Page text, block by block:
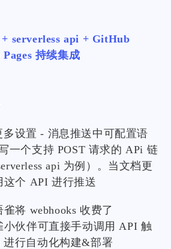
serverless api + GitHub
持续集成
设置 - 消息推送中可配置语
一个支持 POST 请求的 APi 链
api 为例）。当文档更
这个 API 进行推送
将 webhooks 收费了
小伙伴可直接手动调用 API 触
进行自动化构建&部署